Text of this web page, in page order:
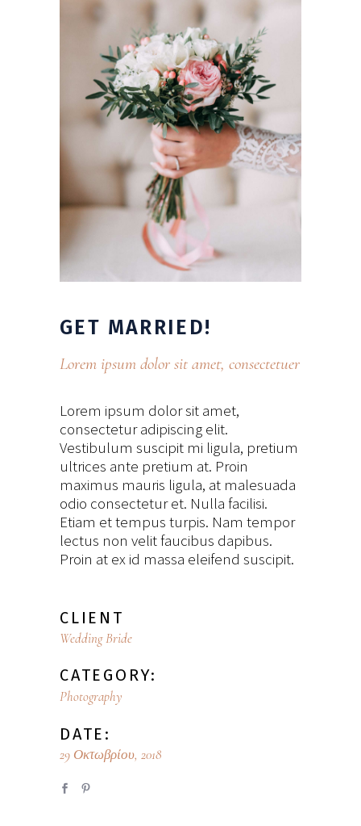
GET MARRIED!
Lorem ipsum dolor sit amet, consectetuer
Lorem ipsum dolor sit amet,
consectetur adipiscing elit.
Vestibulum suscipit mi ligula, pretium
ultrices ante pretium at. Proin
maximus mauris ligula, at malesuada
odio consectetur et. Nulla facilisi.
Etiam et tempus turpis. Nam tempor
lectus non velit faucibus dapibus.
Proin at ex id massa eleifend suscipit.
CLIENT
Wedding Bride
CATEGORY:
Photography
DATE:
29 Οκτωβρίου, 2018